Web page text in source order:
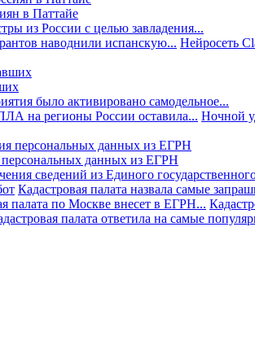
в Паттайе
из России с целью завладения...
наводнили испанскую... Нейросеть
было активировано самодельное...
на регионы России оставила... Ночной
персональных данных из ЕГРН
сведений из Единого
Кадастровая палата назвала самые
палата по Москве внесет в ЕГРН...
палата ответила на самые